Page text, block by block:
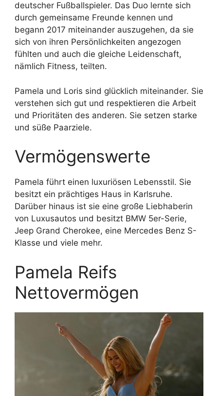
deutscher Fußballspieler. Das Duo lernte sich
durch gemeinsame Freunde kennen und
begann 2017 miteinander auszugehen, da sie
sich von ihren Persönlichkeiten angezogen
fühlten und auch die gleiche Leidenschaft,
nämlich Fitness, teilten.
Pamela und Loris sind glücklich miteinander. Sie
verstehen sich gut und respektieren die Arbeit
und Prioritäten des anderen. Sie setzen starke
und süße Paarziele.
Vermögenswerte
Pamela führt einen luxuriösen Lebensstil. Sie
besitzt ein prächtiges Haus in Karlsruhe.
Darüber hinaus ist sie eine große Liebhaberin
von Luxusautos und besitzt BMW 5er-Serie,
Jeep Grand Cherokee, eine Mercedes Benz S-
Klasse und viele mehr.
Pamela Reifs
Nettovermögen